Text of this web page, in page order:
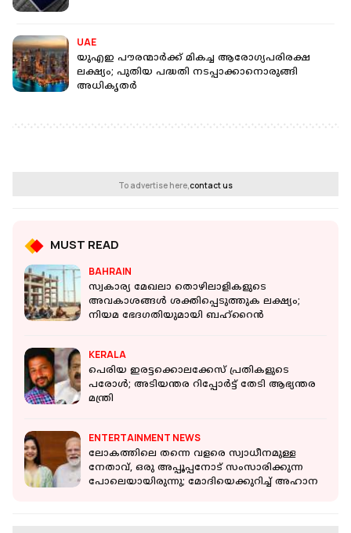
UAE
യുഎഇ പൗരന്മാർക്ക് മികച്ച ആരോ​ഗ്യപരിരക്ഷ
ലക്ഷ്യം; പുതിയ പദ്ധതി നടപ്പാക്കാനൊരുങ്ങി
അധികൃതർ
To advertise here,contact us
MUST READ
BAHRAIN
സ്വകാര്യ മേഖലാ തൊഴിലാളികളുടെ
അവകാശങ്ങൾ ശക്തിപ്പെടുത്തുക ലക്ഷ്യം;
നിയമ ഭേദ​ഗതിയുമായി ബഹ്റൈൻ
KERALA
പെരിയ ഇരട്ടക്കൊലക്കേസ് പ്രതികളുടെ
പരോള്‍; അടിയന്തര റിപ്പോര്‍ട്ട് തേടി ആഭ്യന്തര
മന്ത്രി
ENTERTAINMENT NEWS
ലോകത്തിലെ തന്നെ വളരെ സ്വാധീനമുള്ള
നേതാവ്, ഒരു അപ്പൂപ്പനോട് സംസാരിക്കുന്ന
പോലെയായിരുന്നു; മോദിയെക്കുറിച്ച് അഹാന